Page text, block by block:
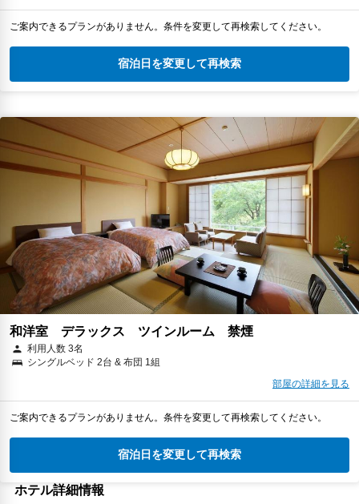
ご案内できるプランがありません。条件を変更して再検索してください。
宿泊日を変更して再検索
和洋室 デラックス ツインルーム 禁煙
利用人数 3名
シングルベッド 2台 & 布団 1組
部屋の詳細を見る
ご案内できるプランがありません。条件を変更して再検索してください。
宿泊日を変更して再検索
ホテル詳細情報